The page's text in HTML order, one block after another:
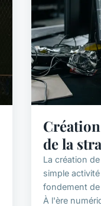
de la
La création
simple
fondement
À l'ère